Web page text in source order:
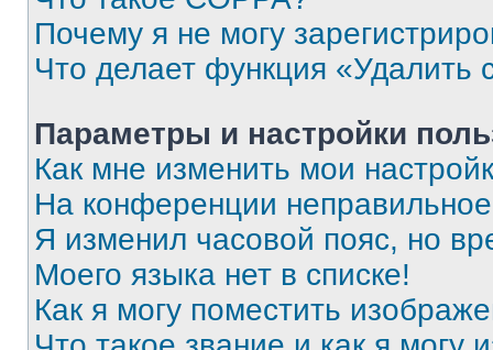
Почему я не могу
Что делает функция «Удалить
Параметры и настройки
Как мне изменить мои
На конференции
Я изменил часовой пояс, но
Моего языка нет в списке!
Как я могу поместить